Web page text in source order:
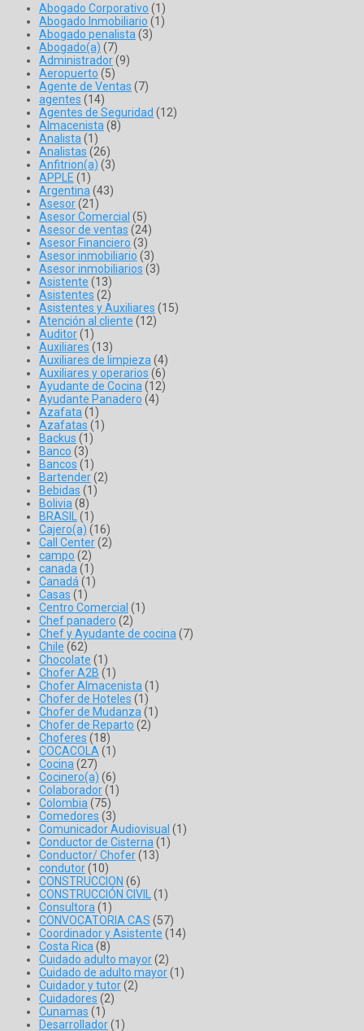
Abogado Corporativo (1)
Abogado Inmobiliario (1)
Abogado penalista (3)
Abogado(a) (7)
Administrador(9)
Aeropuerto (5)
Agente de Ventas (7)
agentes (14)
Agentes de Seguridad (12)
Almacenista (8)
Analista (1)
Analistas (26)
Anfitrion(a) (3)
APPLE (1)
Argentina (43)
Asesor(21)
Asesor Comercial (5)
Asesor de ventas (24)
Asesor Financiero (3)
Asesor inmobiliario (3)
Asesor inmobiliarios (3)
Asistente (13)
Asistentes (2)
Asistentes y Auxiliares (15)
Atención al cliente (12)
Auditor(1)
Auxiliares (13)
Auxiliares de limpieza (4)
Auxiliares y operarios (6)
Ayudante de Cocina (12)
Ayudante Panadero (4)
Azafata (1)
Azafatas (1)
Backus (1)
Banco (3)
Bancos (1)
Bartender(2)
Bebidas (1)
Bolivia (8)
BRASIL (1)
Cajero(a) (16)
Call Center(2)
campo (2)
canada (1)
Canadá (1)
Casas (1)
Centro Comercial (1)
Chef panadero (2)
Chef y Ayudante de cocina (7)
Chile (62)
Chocolate (1)
Chofer A2B (1)
Chofer Almacenista (1)
Chofer de Hoteles (1)
Chofer de Mudanza (1)
Chofer de Reparto (2)
Choferes (18)
COCACOLA (1)
Cocina (27)
Cocinero(a) (6)
Colaborador(1)
Colombia (75)
Comedores (3)
Comunicador Audiovisual (1)
Conductor de Cisterna (1)
Conductor/ Chofer(13)
condutor(10)
CONSTRUCCION (6)
CONSTRUCCIÓN CIVIL (1)
Consultora (1)
CONVOCATORIA CAS (57)
Coordinador y Asistente (14)
Costa Rica (8)
Cuidado adulto mayor(2)
Cuidado de adulto mayor(1)
Cuidador y tutor(2)
Cuidadores (2)
Cunamas (1)
Desarrollador(1)